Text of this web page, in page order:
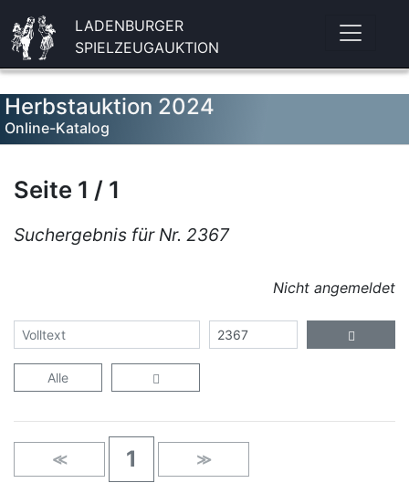
LADENBURGER
SPIELZEUGAUKTION
Herbstauktion 2024
Online-Katalog
Seite 1 / 1
Suchergebnis für Nr. 2367
Nicht angemeldet
Alle
≪ 1 ≫